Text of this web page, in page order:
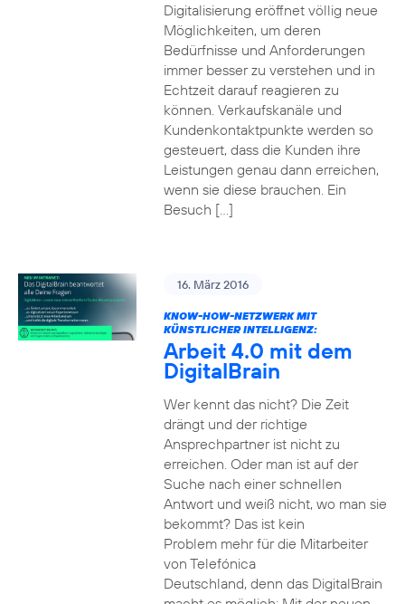
Digitalisierung eröffnet völlig neue
Möglichkeiten, um deren
Bedürfnisse und Anforderungen
immer besser zu verstehen und in
Echtzeit darauf reagieren zu
können. Verkaufskanäle und
Kundenkontaktpunkte werden so
gesteuert, dass die Kunden ihre
Leistungen genau dann erreichen,
wenn sie diese brauchen. Ein
Besuch […]
16. März 2016
KNOW-HOW-NETZWERK MIT
KÜNSTLICHER INTELLIGENZ:
Arbeit 4.0 mit dem
DigitalBrain
Wer kennt das nicht? Die Zeit
drängt und der richtige
Ansprechpartner ist nicht zu
erreichen. Oder man ist auf der
Suche nach einer schnellen
Antwort und weiß nicht, wo man sie
bekommt? Das ist kein
Problem mehr für die Mitarbeiter
von Telefónica
Deutschland, denn das DigitalBrain